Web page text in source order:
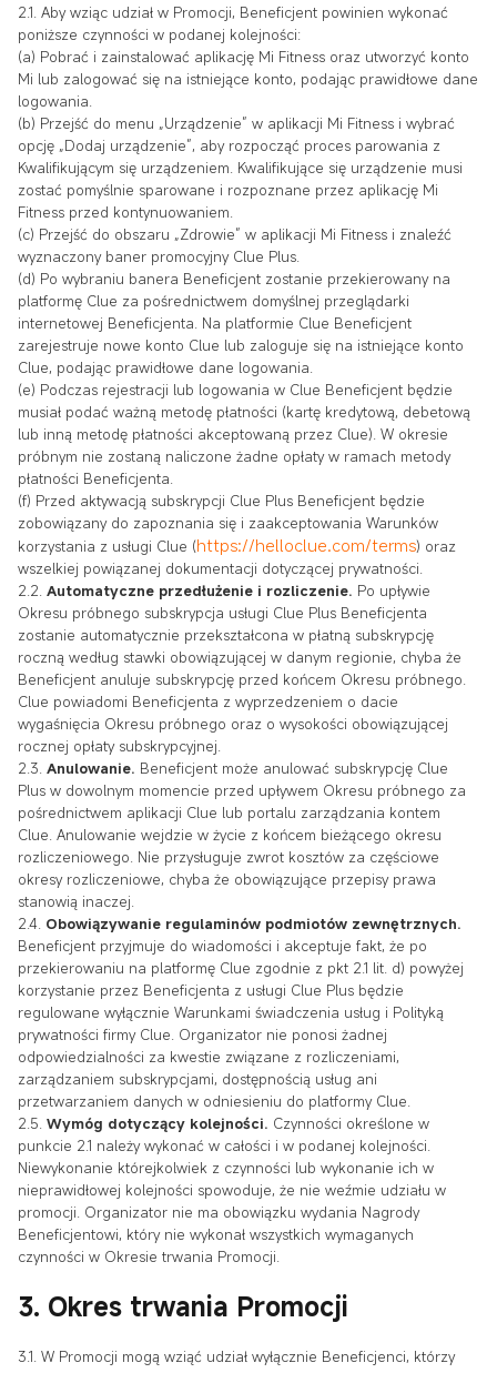
2.1. Aby wziąc udział w Promocji, Beneficjent powinien wykonać
poniższe czynności w podanej kolejności:
(a) Pobrać i zainstalować aplikację Mi Fitness oraz utworzyć konto
Mi lub zalogować się na istniejące konto, podając prawidłowe dane
logowania.
(b) Przejść do menu „Urządzenie” w aplikacji Mi Fitness i wybrać
opcję „Dodaj urządzenie”, aby rozpocząć proces parowania z
Kwalifikującym się urządzeniem. Kwalifikujące się urządzenie musi
zostać pomyślnie sparowane i rozpoznane przez aplikację Mi
Fitness przed kontynuowaniem.
(c) Przejść do obszaru „Zdrowie” w aplikacji Mi Fitness i znaleźć
wyznaczony baner promocyjny Clue Plus.
(d) Po wybraniu banera Beneficjent zostanie przekierowany na
platformę Clue za pośrednictwem domyślnej przeglądarki
internetowej Beneficjenta. Na platformie Clue Beneficjent
zarejestruje nowe konto Clue lub zaloguje się na istniejące konto
Clue, podając prawidłowe dane logowania.
(e) Podczas rejestracji lub logowania w Clue Beneficjent będzie
musiał podać ważną metodę płatności (kartę kredytową, debetową
lub inną metodę płatności akceptowaną przez Clue). W okresie
próbnym nie zostaną naliczone żadne opłaty w ramach metody
płatności Beneficjenta.
(f) Przed aktywacją subskrypcji Clue Plus Beneficjent będzie
zobowiązany do zapoznania się i zaakceptowania Warunków
korzystania z usługi Clue (https://helloclue.com/terms) oraz
wszelkiej powiązanej dokumentacji dotyczącej prywatności.
2.2. Automatyczne przedłużenie i rozliczenie. Po upływie
Okresu próbnego subskrypcja usługi Clue Plus Beneficjenta
zostanie automatycznie przekształcona w płatną subskrypcję
roczną według stawki obowiązującej w danym regionie, chyba że
Beneficjent anuluje subskrypcję przed końcem Okresu próbnego.
Clue powiadomi Beneficjenta z wyprzedzeniem o dacie
wygaśnięcia Okresu próbnego oraz o wysokości obowiązującej
rocznej opłaty subskrypcyjnej.
2.3. Anulowanie. Beneficjent może anulować subskrypcję Clue
Plus w dowolnym momencie przed upływem Okresu próbnego za
pośrednictwem aplikacji Clue lub portalu zarządzania kontem
Clue. Anulowanie wejdzie w życie z końcem bieżącego okresu
rozliczeniowego. Nie przysługuje zwrot kosztów za częściowe
okresy rozliczeniowe, chyba że obowiązujące przepisy prawa
stanowią inaczej.
2.4. Obowiązywanie regulaminów podmiotów zewnętrznych.
Beneficjent przyjmuje do wiadomości i akceptuje fakt, że po
przekierowaniu na platformę Clue zgodnie z pkt 2.1 lit. d) powyżej
korzystanie przez Beneficjenta z usługi Clue Plus będzie
regulowane wyłącznie Warunkami świadczenia usług i Polityką
prywatności firmy Clue. Organizator nie ponosi żadnej
odpowiedzialności za kwestie związane z rozliczeniami,
zarządzaniem subskrypcjami, dostępnością usług ani
przetwarzaniem danych w odniesieniu do platformy Clue.
2.5. Wymóg dotyczący kolejności. Czynności określone w
punkcie 2.1 należy wykonać w całości i w podanej kolejności.
Niewykonanie którejkolwiek z czynności lub wykonanie ich w
nieprawidłowej kolejności spowoduje, że nie weźmie udziału w
promocji. Organizator nie ma obowiązku wydania Nagrody
Beneficjentowi, który nie wykonał wszystkich wymaganych
czynności w Okresie trwania Promocji.
3. Okres trwania Promocji
3.1. W Promocji mogą wziąć udział wyłącznie Beneficjenci, którzy